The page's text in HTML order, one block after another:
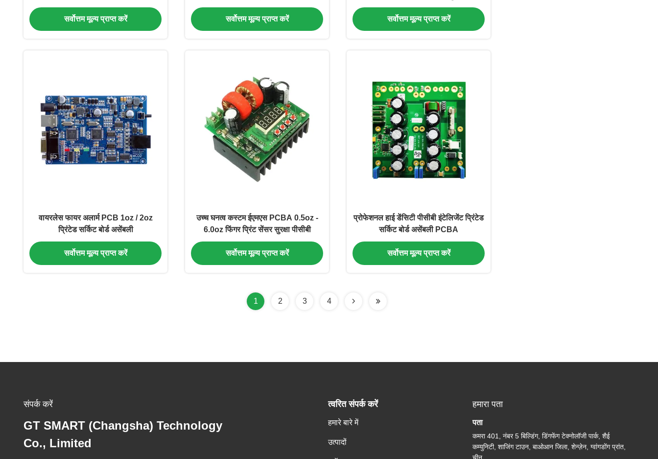
सर्वोत्तम मूल्य प्राप्त करें
VGA
सर्वोत्तम मूल्य प्राप्त करें
सर्वोत्तम मूल्य प्राप्त करें
वायरलेस फायर अलार्म PCB 1oz / 2oz
प्रिंटेड सर्किट बोर्ड असेंबली
सर्वोत्तम मूल्य प्राप्त करें
उच्च घनत्व कस्टम ईएमएस PCBA 0.5oz -
6.0oz फिंगर प्रिंट सेंसर सुरक्षा पीसीबी
सर्वोत्तम मूल्य प्राप्त करें
प्रोफेशनल हाई डेंसिटी पीसीबी इंटेलिजेंट प्रिंटेड
सर्किट बोर्ड असेंबली PCBA
सर्वोत्तम मूल्य प्राप्त करें
1 2 3 4
संपर्क करें
GT SMART (Changsha) Technology
Co., Limited
त्वरित संपर्क करें
हमारे बारे में
उत्पादों
हमारा पता
पता
कमरा 401, नंबर 5 बिल्डिंग, डिंगफेंग टेक्नोलॉजी पार्क, शैई
कम्युनिटी, शाजिंग टाउन, बाओआन जिला, शेन्ज़ेन, ग्वांगडोंग प्रांत,